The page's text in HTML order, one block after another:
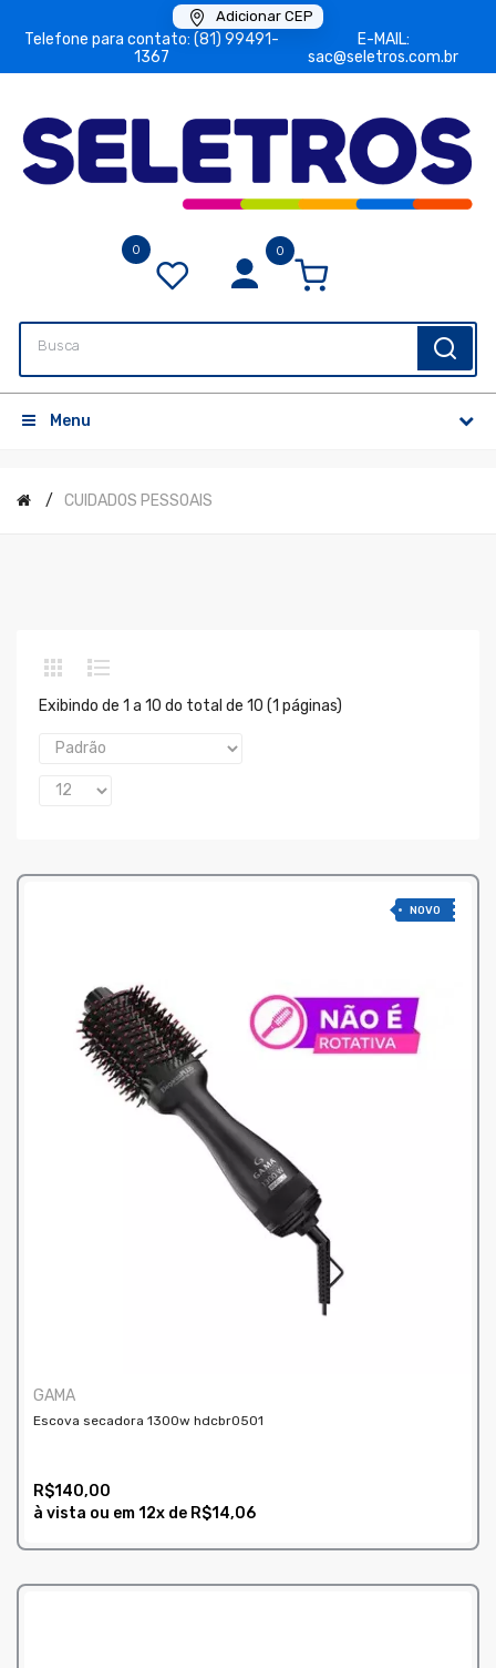
Adicionar CEP
Telefone para contato: (81) 99491-
1367
E-MAIL:
sac@seletros.com.br
0
0
Menu
CUIDADOS PESSOAIS
Exibindo de 1 a 10 do total de 10 (1 páginas)
NOVO
GAMA
Escova secadora 1300w hdcbr0501
R$140,00
à vista ou em12x de R$14,06
COMPRAR